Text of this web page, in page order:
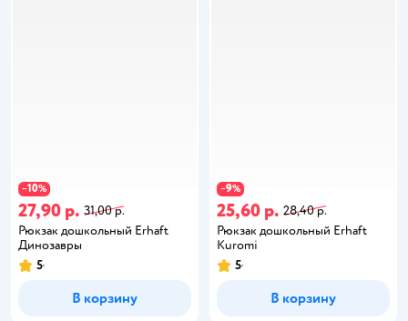
−10%
27,90 р. 31,00 р.
Рюкзак дошкольный Erhaft
Динозавры
5
В корзину
−9%
25,60 р. 28,40 р.
Рюкзак дошкольный Erhaft
Kuromi
5
В корзину